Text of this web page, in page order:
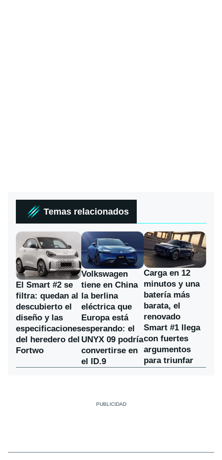
Temas relacionados
El Smart #2 se
filtra: quedan al
descubierto el
diseño y las
especificaciones
del heredero del
Fortwo
Volkswagen
tiene en China
la berlina
eléctrica que
Europa está
esperando: el
UNYX 09 podría
convertirse en
el ID.9
Carga en 12
minutos y una
batería más
barata, el
renovado
Smart #1 llega
con fuertes
argumentos
para triunfar